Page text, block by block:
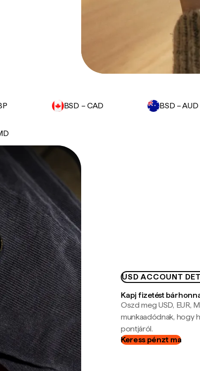
BSD – CAD BSD – AUD
USD ACCOUNT
Kapj fizetést
Oszd meg USD, EUR,
munkaadódnak, hogy
pontjáról.
Keress pénzt ma